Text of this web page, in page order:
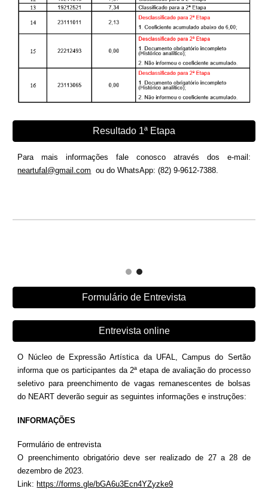
Resultado 1ª Etapa
Para mais informações fale conosco através dos e-mail:
neartufal@gmail.com ou do WhatsApp: (82) 9-9612-7388.
Formulário de Entrevista
Entrevista online
O Núcleo de Expressão Artística da UFAL, Campus do Sertão
informa que os participantes da 2ª etapa de avaliação do processo
seletivo para preenchimento de vagas remanescentes de bolsas
do NEART deverão seguir as seguintes informações e instruções:
INFORMAÇÕES
Formulário de entrevista
O preenchimento obrigatório deve ser realizado de 27 a 28 de
dezembro de 2023.
Link: https://forms.gle/bGA6u3Ecn4YZyzke9